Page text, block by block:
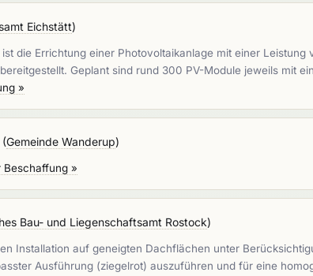
Eichstätt)
die Errichtung einer Photovoltaikanlage mit einer
Geplant sind rund 300 PV-Module jeweils mit
»
(Gemeinde Wanderup)
Beschaffung »
Bau- und Liegenschaftsamt Rostock)
Installation auf geneigten Dachflächen unter
Ausführung (ziegelrot) auszuführen und für eine